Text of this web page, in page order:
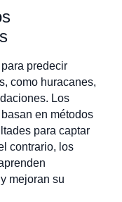
predecir
como huracanes,
Los
en métodos
para captar
contrario, los
mejoran su